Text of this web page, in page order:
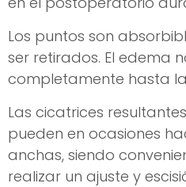
Los puntos son
ser retirados. El edema
completamente hasta
Las cicatrices
pueden en ocasiones
anchas, siendo
realizar un ajuste y